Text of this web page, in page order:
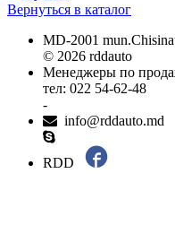
Вернуться в каталог
MD-2001
© 2026 rddauto
Менеджеры по
тел: 022 54-62-48
-
info@rddauto.md
RDD